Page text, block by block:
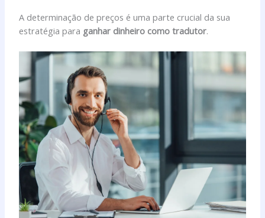
A determinação de preços é uma parte crucial da sua
estratégia para ganhar dinheiro como tradutor.